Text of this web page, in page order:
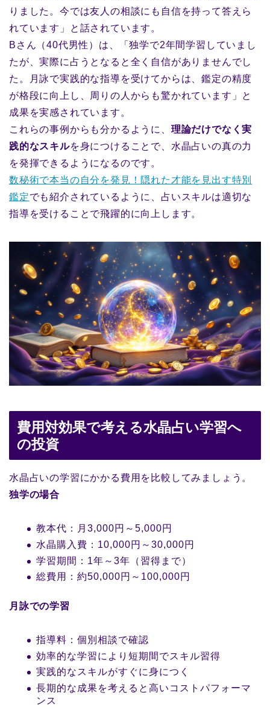
りました。今では友人の相談にも自信を持って答えら
れています」と話されています。
Bさん（40代男性）は、「独学で2年間学習していまし
たが、実際に占うとなると全く自信がありませんでし
た。月詠で実践的な指導を受けてからは、鑑定の精度
が格段に向上し、周りの人からも驚かれています」と
成果を実感されています。
これらの事例からも分かるように、 理論だけでなく実
践的なスキルを身につけることで、水晶占いの真の力
を発揮できるようになるのです。
数秘術で本当の自分を発見！隠れた才能を見出す特別
鑑定でも紹介されているように、占いスキルは適切な
指導を受けることで飛躍的に向上します。
費用対効果で考える水晶占い学習へ
の投資
水晶占いの学習にかかる費用を比較してみましょう。
独学の場合
教本代：月3,000円～5,000円
水晶購入費：10,000円～30,000円
学習期間：1年～3年（習得まで）
総費用：約50,000円～100,000円
月詠での学習
指導料：個別相談で確認
効率的な学習により短期間でスキル習得
実践的なスキルがすぐに身につく
長期的な成果を考えると高いコストパフォーマ
ンス